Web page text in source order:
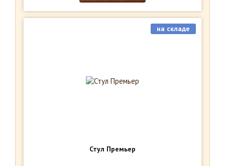
Стул Премьер
на складе